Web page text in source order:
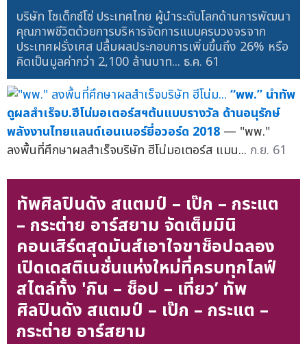
บริษัท โซเด็กซ์โซ่ ประเทศไทย ผู้นำระดับโลกด้านการพัฒนา
คุณภาพชีวิตด้วยการบริหารจัดการแบบครบวงจรจาก
ประเทศฝรั่งเศส ปลื้มผลประกอบการเพิ่มขึ้นถึง 26% หรือ
คิดเป็นมูลค่ากว่า 2,100 ล้านบาท... ธ.ค. 61
“พพ.” นำทัพ
ดูผลสำเร็จบ.ฮีโน่มอเตอร์สฯต้นแบบรางวัล ด้านอนุรักษ์
พลังงานไทยแลนด์เอนเนอร์ยี่อวอร์ด 2018 — "พพ."
ลงพื้นที่ศึกษาผลสำเร็จบริษัท ฮีโน่มอเตอร์ส แมน... ก.ย. 61
ทัพศิลปินดัง สแตมป์ – เป๊ก – กระแต
– กระต่าย อาร์สยาม จัดเต็มมินิ
คอนเสิร์ตสุดมันส์เอาใจขาช็อปฉลอง
เปิดเดสติเนชั่นแห่งใหม่ที่ครบทุกไลฟ์
สไตล์ทั้ง 'กิน – ช็อป – เที่ยว’ ทัพ
ศิลปินดัง สแตมป์ – เป๊ก – กระแต –
กระต่าย อาร์สยาม